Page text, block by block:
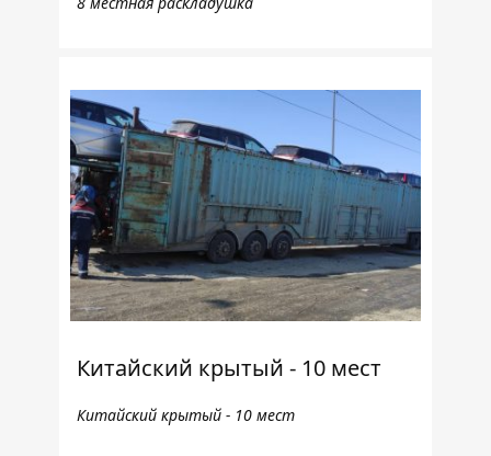
Китайский крытый - 10 мест
Китайский крытый - 10 мест